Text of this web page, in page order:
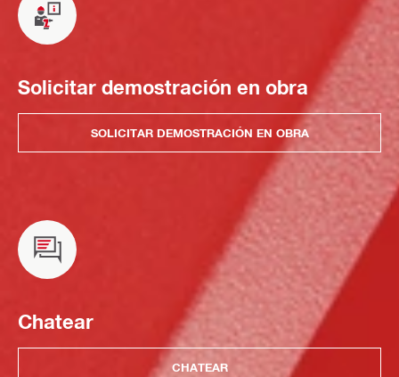
Solicitar demostración en obra
SOLICITAR DEMOSTRACIÓN EN OBRA
Chatear
CHATEAR